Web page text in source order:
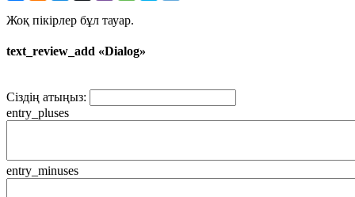
Жоқ пікірлер бұл тауар.
text_review_add «Dialog»
Сіздің атыңыз:
entry_pluses
entry_minuses